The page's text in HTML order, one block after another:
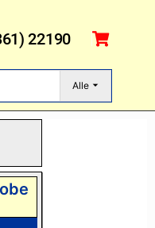
22190
Alle